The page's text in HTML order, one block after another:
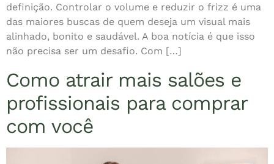
definição. Controlar o volume e reduzir o frizz é uma
das maiores buscas de quem deseja um visual mais
alinhado, bonito e saudável. A boa notícia é que isso
não precisa ser um desafio. Com […]
Como atrair mais salões e
profissionais para comprar
com você